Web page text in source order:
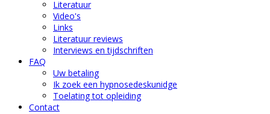
Literatuur
Video's
Links
Literatuur reviews
Interviews en tijdschriften
FAQ
Uw betaling
Ik zoek een hypnosedeskunidge
Toelating tot opleiding
Contact